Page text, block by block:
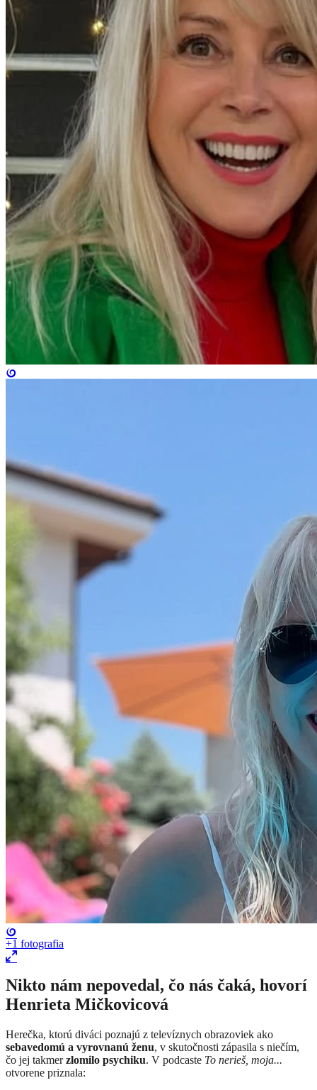
+1 fotografia
Nikto nám nepovedal, čo nás čaká, hovorí
Henrieta Mičkovicová
Herečka, ktorú diváci poznajú z televíznych obrazoviek ako
sebavedomú a vyrovnanú ženu, v skutočnosti zápasila s niečím,
čo jej takmerzlomilo psychiku. V podcaste To nerieš, moja...
otvorene priznala: